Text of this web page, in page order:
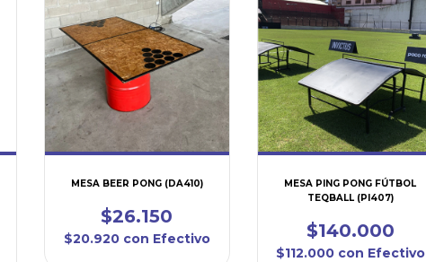
MESA BEER PONG (DA410)
$26.150
$20.920 con Efectivo
MESA PING PONG FÚTBOL
TEQBALL (PI407)
$140.000
$112.000 con Efectivo